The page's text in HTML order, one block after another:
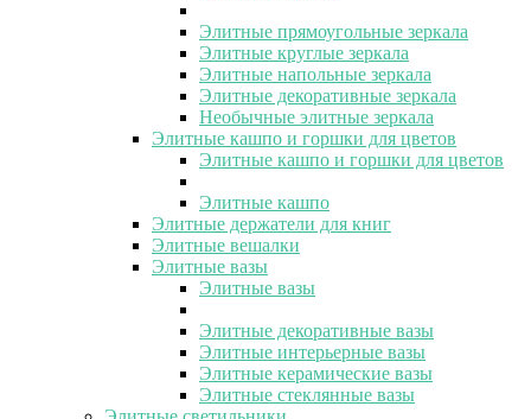
Элитные прямоугольные зеркала
Элитные круглые зеркала
Элитные напольные зеркала
Элитные декоративные зеркала
Необычные элитные зеркала
Элитные кашпо и горшки для цветов
Элитные кашпо и горшки для цветов
Элитные кашпо
Элитные держатели для книг
Элитные вешалки
Элитные вазы
Элитные вазы
Элитные декоративные вазы
Элитные интерьерные вазы
Элитные керамические вазы
Элитные стеклянные вазы